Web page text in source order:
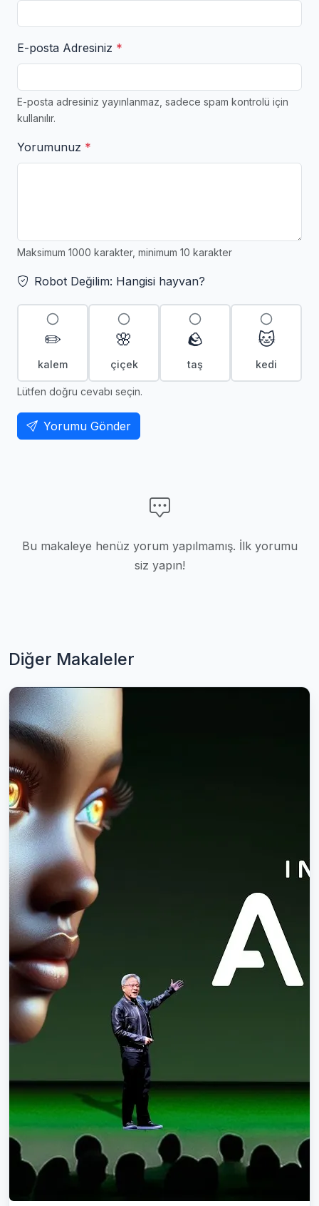
E-posta Adresiniz *
E-posta adresiniz yayınlanmaz, sadece spam kontrolü için
kullanılır.
Yorumunuz *
Maksimum 1000 karakter, minimum 10 karakter
Robot Değilim: Hangisi hayvan?
✏️
kalem
🌸
çiçek
🪨
taş
🐱
kedi
Lütfen doğru cevabı seçin.
Yorumu Gönder
Bu makaleye henüz yorum yapılmamış. İlk yorumu
siz yapın!
Diğer Makaleler